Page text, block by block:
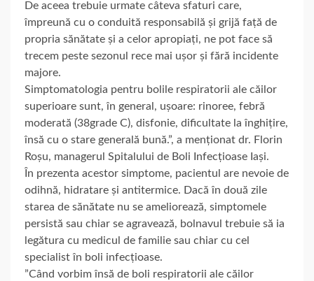
De aceea trebuie urmate câteva sfaturi care,
împreună cu o conduită responsabilă și grijă față de
propria sănătate și a celor apropiați, ne pot face să
trecem peste sezonul rece mai ușor și fără incidente
majore.
Simptomatologia pentru bolile respiratorii ale căilor
superioare sunt, în general, ușoare: rinoree, febră
moderată (38grade C), disfonie, dificultate la înghițire,
însă cu o stare generală bună.”, a menționat dr. Florin
Roșu, managerul Spitalului de Boli Infecțioase Iași.
În prezenta acestor simptome, pacientul are nevoie de
odihnă, hidratare și antitermice. Dacă în două zile
starea de sănătate nu se ameliorează, simptomele
persistă sau chiar se agravează, bolnavul trebuie să ia
legătura cu medicul de familie sau chiar cu cel
specialist în boli infecțioase.
”Când vorbim însă de boli respiratorii ale căilor